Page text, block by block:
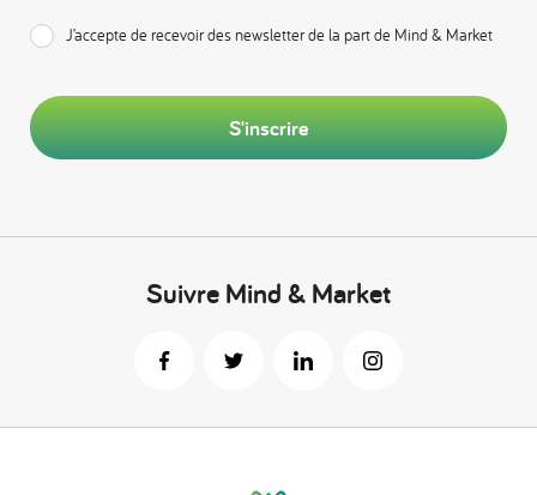
J’accepte de recevoir des newsletter de la part de Mind & Market
S'inscrire
Suivre Mind & Market